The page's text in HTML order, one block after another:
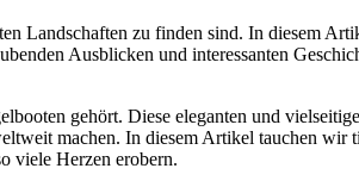
Landschaften zu finden sind. In diesem
Ausblicken und interessanten
gehört. Diese eleganten und
machen. In diesem Artikel tauchen wir
viele Herzen erobern.